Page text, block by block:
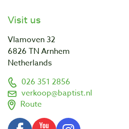
Visit us
Vlamoven 32
6826 TN Arnhem
Netherlands
026 351 2856
verkoop@baptist.nl
Route